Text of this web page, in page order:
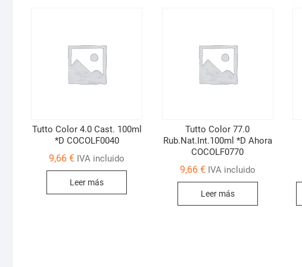
Tutto Color 4.0 Cast. 100ml
*D COCOLF0040
9,66€ IVA incluido
Leer más
Tutto Color 77.0
Rub.Nat.Int.100ml *D Ahora
COCOLF0770
9,66 € IVA incluido
Leer más